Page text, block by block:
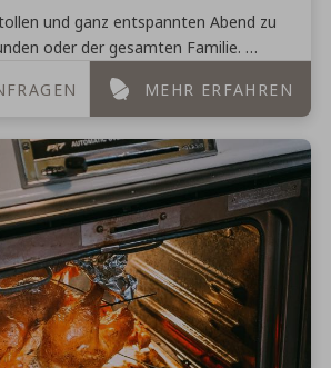
und ganz entspannten Abend zu
oder der gesamten Familie.
eine herrlich aufregende Sause mit ...
MEHR ERFAHREN